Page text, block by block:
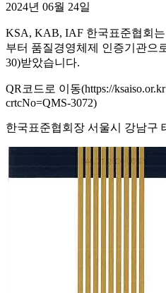
2024년 06월 24일
KSA, KAB, IAF 한국표준협회
부터 품질경영체제 인증기관으
30)받았습니다.
QR코드로 이동(https://
crtcNo=QMS-3072)
한국표준협회장 서울시 강남구